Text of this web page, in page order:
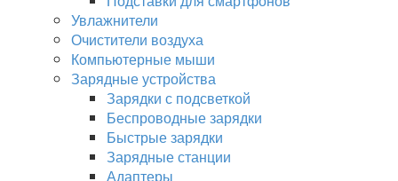
Увлажнители
Очистители воздуха
Компьютерные мыши
Зарядные устройства
Зарядки с подсветкой
Беспроводные зарядки
Быстрые зарядки
Зарядные станции
Адаптеры